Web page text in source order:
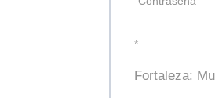
*
Fortaleza: